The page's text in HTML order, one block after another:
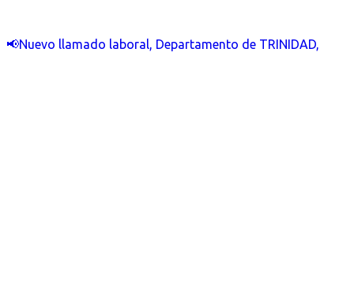
📢Nuevo llamado laboral, Departamento de TRINIDAD,